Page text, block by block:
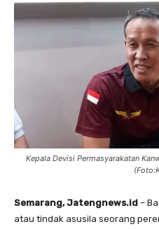
Kepala Devisi Permasyarakatan
Semarang, Jatengnews.id –
atau tindak asusila seorang